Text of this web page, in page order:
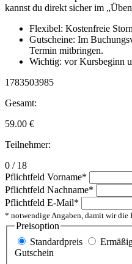
kannst du direkt sicher im
Flexibel: Kostenfreie
Gutscheine: Im
Termin mitbringen.
Wichtig: vor Kursbeginn
1783503985
Gesamt:
59.00 €
Teilnehmer:
0 / 18
Pflichtfeld Vorname*
Pflichtfeld Nachname*
Pflichtfeld E-Mail*
* notwendige Angaben, damit wir
Preisoption
Standardpreis
Gutschein